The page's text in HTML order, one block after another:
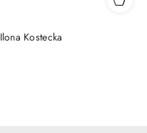
Kostecka